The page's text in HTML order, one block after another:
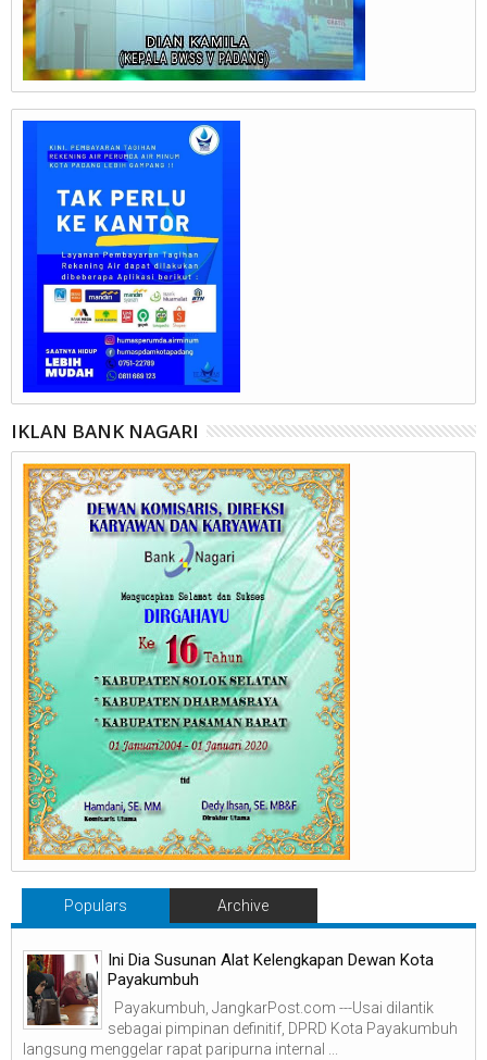
IKLAN BANK NAGARI
Populars Archive
Ini Dia Susunan Alat Kelengkapan Dewan Kota
Payakumbuh
Payakumbuh, JangkarPost.com ---Usai dilantik
sebagai pimpinan definitif, DPRD Kota Payakumbuh
langsung menggelar rapat paripurna internal ...